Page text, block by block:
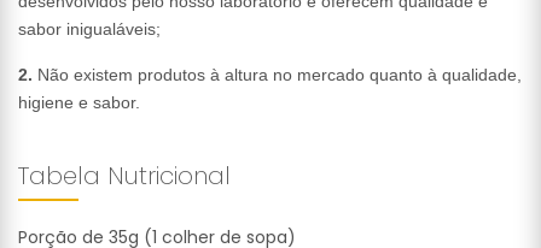
sabor inigualáveis;
2. Não existem produtos à altura no mercado quanto à qualidade,
higiene e sabor.
Tabela Nutricional
Porção de 35g (1 colher de sopa)